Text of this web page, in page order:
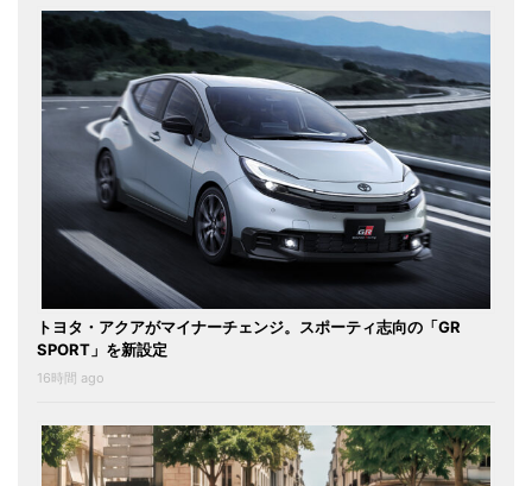
トヨタ・アクアがマイナーチェンジ。スポーティ志向の「GR
SPORT」を新設定
16時間 ago